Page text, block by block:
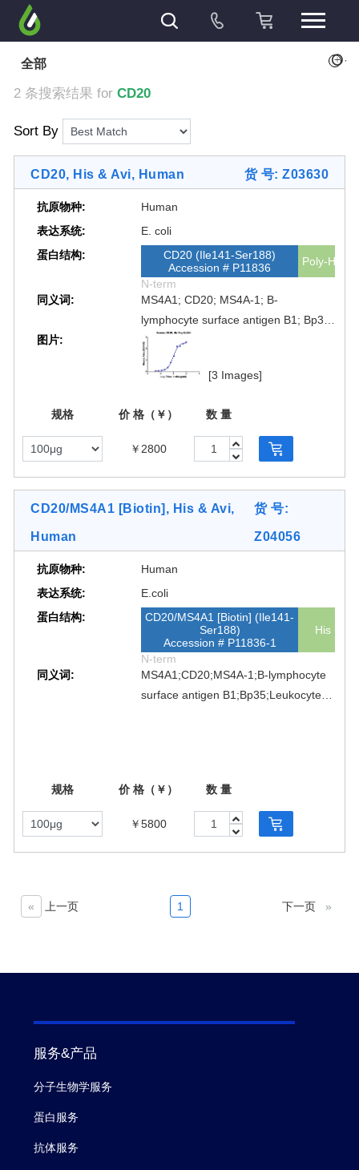
全部 +
2 条搜索结果 for CD20
Sort By
CD20, His & Avi, Human 货 号: Z03630
抗原物种:
Human
表达系统:
E. coli
蛋白结构:
CD20 (Ile141-Ser188)
Accession # P11836
Poly-His
N-term
同义词:
MS4A1; CD20; MS4A-1; B-
lymphocyte surface antigen B1; Bp35;
Leukocyte surface antigen Leu-16;
Membrane-spanning 4-domains
subfamily A member 11
图片:
[3 Images]
规格 价 格（￥） 数 量
￥2800
CD20/MS4A1 [Biotin], His & Avi,
Human
货 号:
Z04056
抗原物种:
Human
表达系统:
E.coli
蛋白结构:
CD20/MS4A1 [Biotin] (Ile141-
Ser188)
Accession # P11836-1
His
N-term
同义词:
MS4A1;CD20;MS4A-1;B-lymphocyte
surface antigen B1;Bp35;Leukocyte
规格 价 格（￥） 数 量
￥5800
« 上一页 1 下一页 »
服务&产品
分子生物学服务
蛋白服务
抗体服务